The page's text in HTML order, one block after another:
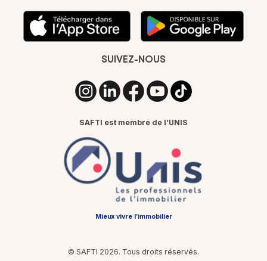
SUIVEZ-NOUS
SAFTI est membre de l’UNIS
Mieux vivre l’immobilier
© SAFTI 2026. Tous droits réservés.